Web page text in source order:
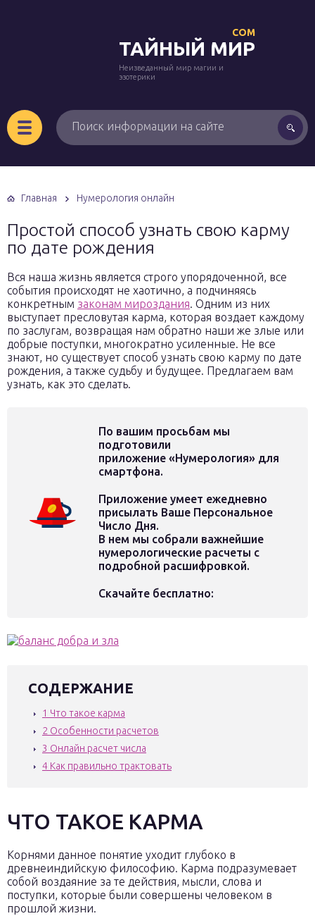
ТАЙНЫЙ МИР
COM
Неизведанный мир магии и
эзотерики
Главная Нумерология онлайн
Простой способ узнать свою карму
по дате рождения
Вся наша жизнь является строго упорядоченной, все
события происходят не хаотично, а подчиняясь
конкретным законам мироздания. Одним из них
выступает пресловутая карма, которая воздает каждому
по заслугам, возвращая нам обратно наши же злые или
добрые поступки, многократно усиленные. Не все
знают, но существует способ узнать свою карму по дате
рождения, а также судьбу и будущее. Предлагаем вам
узнать, как это сделать.
По вашим просьбам мы
подготовили
приложение «Нумерология» для
смартфона.
Приложение умеет ежедневно
присылать Ваше Персональное
Число Дня.
В нем мы собрали важнейшие
нумерологические расчеты с
подробной расшифровкой.
Скачайте бесплатно:
СОДЕРЖАНИЕ
1 Что такое карма
2 Особенности расчетов
3 Онлайн расчет числа
4 Как правильно трактовать
ЧТО ТАКОЕ КАРМА
Корнями данное понятие уходит глубоко в
древнеиндийскую философию. Карма подразумевает
собой воздаяние за те действия, мысли, слова и
поступки, которые были совершены человеком в
прошлой жизни.